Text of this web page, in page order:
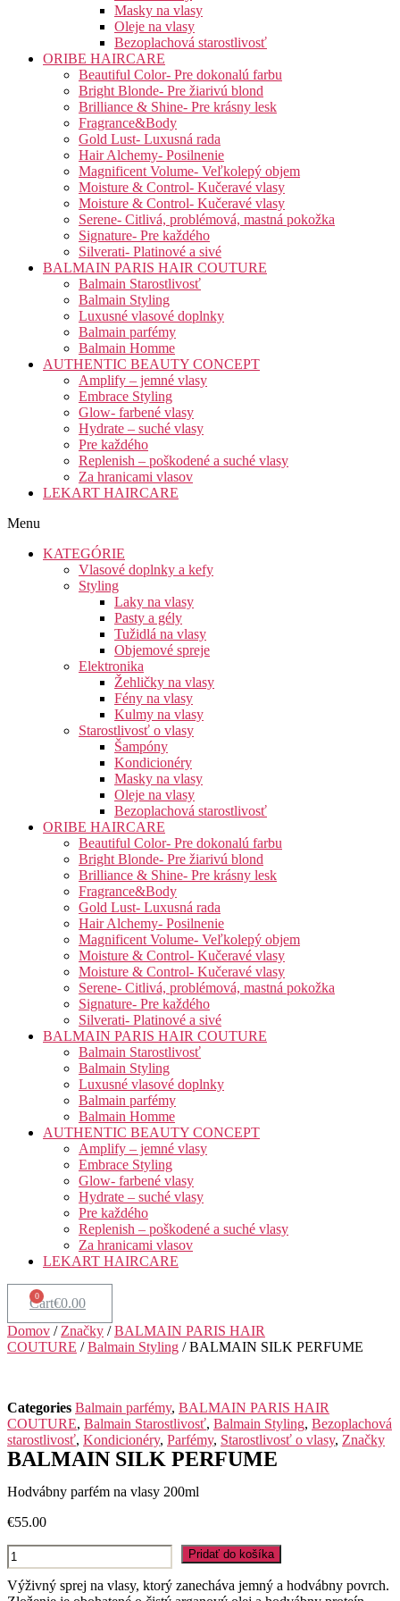
Masky na vlasy
Oleje na vlasy
Bezoplachová starostlivosť
ORIBE HAIRCARE
Beautiful Color- Pre dokonalú farbu
Bright Blonde- Pre žiarivú blond
Brilliance & Shine- Pre krásny lesk
Fragrance&Body
Gold Lust- Luxusná rada
Hair Alchemy- Posilnenie
Magnificent Volume- Veľkolepý objem
Moisture & Control- Kučeravé vlasy
Moisture & Control- Kučeravé vlasy
Serene- Citlivá, problémová, mastná pokožka
Signature- Pre každého
Silverati- Platinové a sivé
BALMAIN PARIS HAIR COUTURE
Balmain Starostlivosť
Balmain Styling
Luxusné vlasové doplnky
Balmain parfémy
Balmain Homme
AUTHENTIC BEAUTY CONCEPT
Amplify – jemné vlasy
Embrace Styling
Glow- farbené vlasy
Hydrate – suché vlasy
Pre každého
Replenish – poškodené a suché vlasy
Za hranicami vlasov
LEKART HAIRCARE
Menu
KATEGÓRIE
Vlasové doplnky a kefy
Styling
Laky na vlasy
Pasty a gély
Tužidlá na vlasy
Objemové spreje
Elektronika
Žehličky na vlasy
Fény na vlasy
Kulmy na vlasy
Starostlivosť o vlasy
Šampóny
Kondicionéry
Masky na vlasy
Oleje na vlasy
Bezoplachová starostlivosť
ORIBE HAIRCARE
Beautiful Color- Pre dokonalú farbu
Bright Blonde- Pre žiarivú blond
Brilliance & Shine- Pre krásny lesk
Fragrance&Body
Gold Lust- Luxusná rada
Hair Alchemy- Posilnenie
Magnificent Volume- Veľkolepý objem
Moisture & Control- Kučeravé vlasy
Moisture & Control- Kučeravé vlasy
Serene- Citlivá, problémová, mastná pokožka
Signature- Pre každého
Silverati- Platinové a sivé
BALMAIN PARIS HAIR COUTURE
Balmain Starostlivosť
Balmain Styling
Luxusné vlasové doplnky
Balmain parfémy
Balmain Homme
AUTHENTIC BEAUTY CONCEPT
Amplify – jemné vlasy
Embrace Styling
Glow- farbené vlasy
Hydrate – suché vlasy
Pre každého
Replenish – poškodené a suché vlasy
Za hranicami vlasov
LEKART HAIRCARE
€0.00
Cart
Domov / Značky /BALMAIN PARIS HAIR
COUTURE /Balmain Styling / BALMAIN SILK PERFUME
Categories Balmain parfémy, BALMAIN PARIS HAIR
COUTURE, Balmain Starostlivosť, Balmain Styling, Bezoplachová
starostlivosť, Kondicionéry, Parfémy, Starostlivosť o vlasy, Značky
BALMAIN SILK PERFUME
Hodvábny parfém na vlasy 200ml
€55.00
množstvo
BALMAIN
SILK
Pridať do košíka
Výživný sprej na vlasy, ktorý zanecháva jemný a hodvábny povrch.